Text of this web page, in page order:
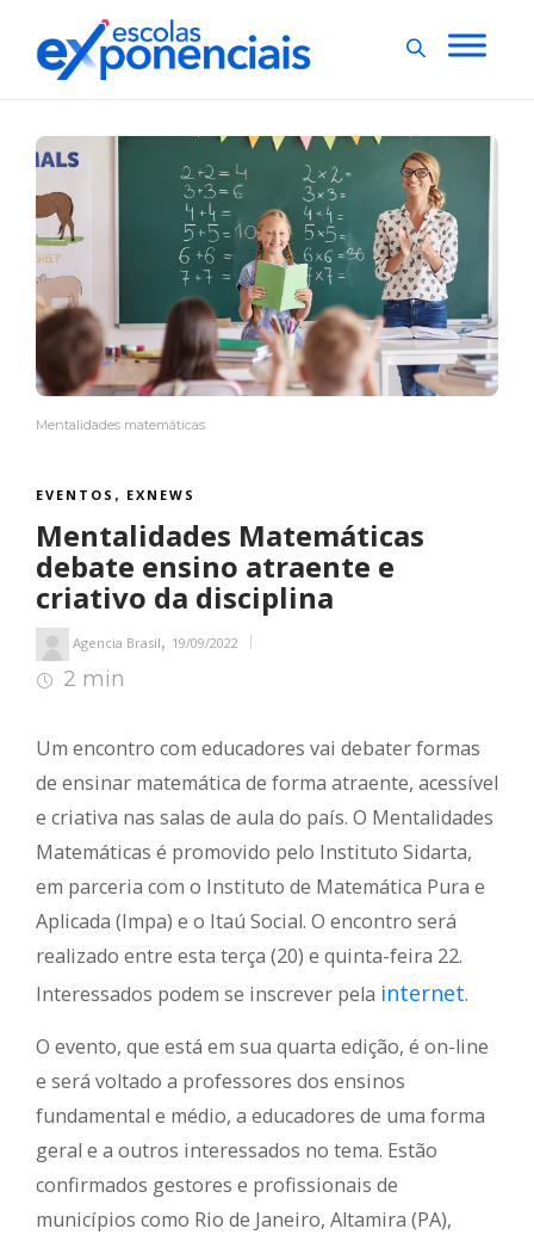
Mentalidades matemáticas
EVENTOS , EXNEWS
Mentalidades Matemáticas
debate ensino atraente e
criativo da disciplina
Agencia Brasil, 19/09/2022
2 min
Um encontro com educadores vai debater formas
de ensinar matemática de forma atraente, acessível
e criativa nas salas de aula do país. O Mentalidades
Matemáticas é promovido pelo Instituto Sidarta,
em parceria com o Instituto de Matemática Pura e
Aplicada (Impa) e o Itaú Social. O encontro será
realizado entre esta terça (20) e quinta-feira 22.
Interessados podem se inscrever pela internet.
O evento, que está em sua quarta edição, é on-line
e será voltado a professores dos ensinos
fundamental e médio, a educadores de uma forma
geral e a outros interessados no tema. Estão
confirmados gestores e profissionais de
municípios como Rio de Janeiro, Altamira (PA),